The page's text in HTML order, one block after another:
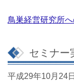
鳥巣経営研究所
セミナ
平成29年10月24